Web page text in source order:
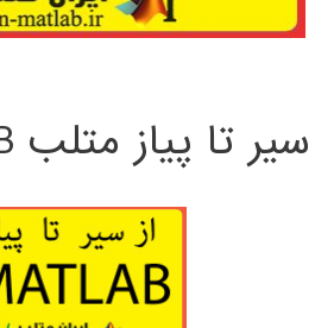
سیر تا پیاز متلب MATLAB